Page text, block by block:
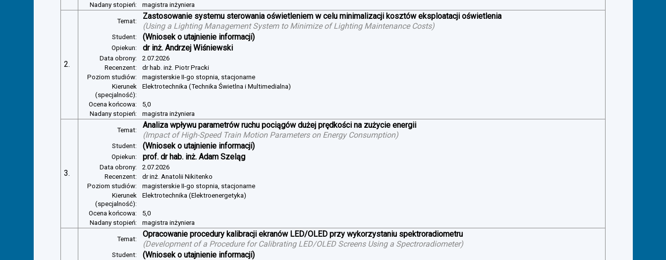
Nadany stopień:
magistra inżyniera
2.
Temat:
Zastosowanie systemu sterowania oświetleniem w celu minimalizacji kosztów eksploatacji oświetlenia
(Using a Lighting Management System to Minimize of Lighting Maintenance Costs)
Student: (Wniosek o utajnienie informacji)
Opiekun: dr inż. Andrzej Wiśniewski
Data obrony:
2.07.2026
Recenzent:
dr hab. inż. Piotr Pracki
Poziom studiów:
magisterskie II-go stopnia, stacjonarne
Kierunek
(specjalność):
Elektrotechnika (Technika Świetlna i Multimedialna)
Ocena końcowa:
5,0
Nadany stopień:
magistra inżyniera
3.
Temat:
Analiza wpływu parametrów ruchu pociągów dużej prędkości na zużycie energii
(Impact of High-Speed Train Motion Parameters on Energy Consumption)
Student: (Wniosek o utajnienie informacji)
Opiekun: prof. dr hab. inż. Adam Szeląg
Data obrony:
2.07.2026
Recenzent:
dr inż. Anatolii Nikitenko
Poziom studiów:
magisterskie II-go stopnia, stacjonarne
Kierunek
(specjalność):
Elektrotechnika (Elektroenergetyka)
Ocena końcowa:
5,0
Nadany stopień:
magistra inżyniera
Temat:
Opracowanie procedury kalibracji ekranów LED/OLED przy wykorzystaniu spektroradiometru
(Development of a Procedure for Calibrating LED/OLED Screens Using a Spectroradiometer)
Student: (Wniosek o utajnienie informacji)